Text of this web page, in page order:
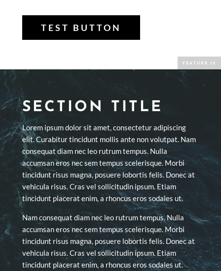
TEST BUTTON
SECTION TITLE
Lorem ipsum dolor sit amet, consectetur adipiscing
elit. Curabitur tincidunt mollis ante non volutpat. Nam
consequat diam nec leo rutrum tempus. Nulla
accumsan eros nec sem tempus scelerisque. Morbi
tincidunt risus magna, posuere lobortis felis. Donec at
vehicula risus. Cras vel sollicitudin ipsum. Etiam
tincidunt placerat enim, a rhoncus eros sodales ut.
Nam consequat diam nec leo rutrum tempus. Nulla
accumsan eros nec sem tempus scelerisque. Morbi
tincidunt risus magna, posuere lobortis felis. Donec at
vehicula risus. Cras vel sollicitudin ipsum. Etiam
tincidunt placerat enim, a rhoncus eros sodales ut.